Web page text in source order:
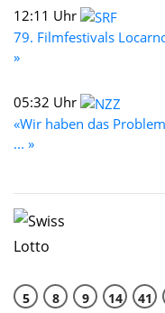
12:11 Uhr
79. Filmfestivals
»
05:32 Uhr
«Wir haben das
... »
5 8 9 14 41